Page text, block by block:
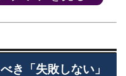
き「失敗しない」